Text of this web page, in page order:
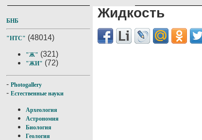
БНБ
"НТС" (48014)
"Ж" (321)
"ЖИ" (72)
- Photogallery
- Естественные науки
Археология
Астрономия
Биология
Геология
Жидкость